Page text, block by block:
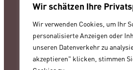
Wir schätzen Ihre
Wir verwenden Cookies, um Ihr
personalisierte Anzeigen oder
unseren Datenverkehr zu
akzeptieren" klicken, stimmen
+34 93 8431888